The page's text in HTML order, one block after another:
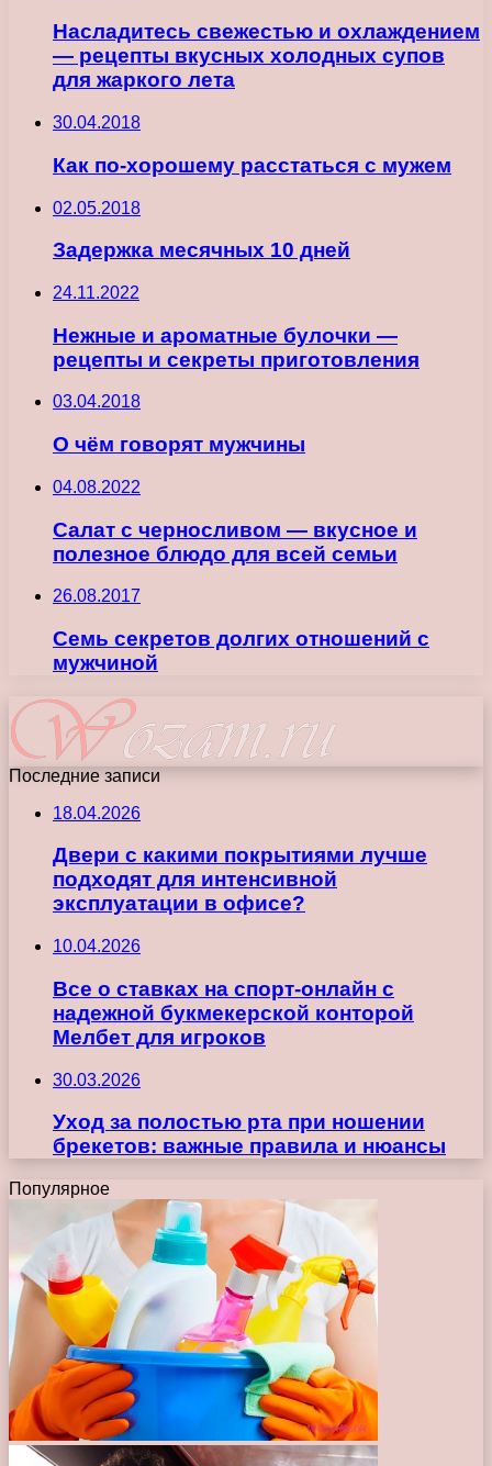
Насладитесь свежестью и охлаждением
— рецепты вкусных холодных супов
для жаркого лета
30.04.2018
Как по-хорошему расстаться с мужем
02.05.2018
Задержка месячных 10 дней
24.11.2022
Нежные и ароматные булочки —
рецепты и секреты приготовления
03.04.2018
О чём говорят мужчины
04.08.2022
Салат с черносливом — вкусное и
полезное блюдо для всей семьи
26.08.2017
Семь секретов долгих отношений с
мужчиной
Последние записи
18.04.2026
Двери с какими покрытиями лучше
подходят для интенсивной
эксплуатации в офисе?
10.04.2026
Все о ставках на спорт-онлайн с
надежной букмекерской конторой
Мелбет для игроков
30.03.2026
Уход за полостью рта при ношении
брекетов: важные правила и нюансы
Популярное